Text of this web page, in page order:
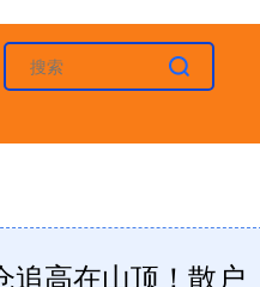
追高在山顶！散户